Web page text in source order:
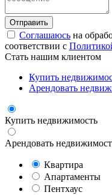
Соглашаюсь на
соответствии с
Стать нашим клиентом
Купить
Арендовать
Купить недвижимость
Арендовать
Квартира
Апартаменты
Пентхаус